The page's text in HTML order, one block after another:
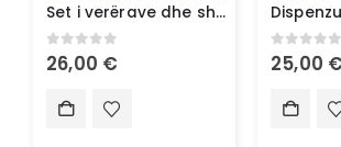
Set i verërave dhe shah – InnovaGoods
0out of 5
26,00 € 0 out of
25,00 €